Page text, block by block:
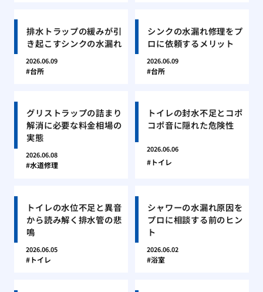
排水トラップの緩みが引
き起こすシンクの水漏れ
2026.06.09
台所
シンクの水漏れ修理をプ
ロに依頼するメリット
2026.06.09
台所
グリストラップの詰まり
解消に必要な料金相場の
実態
2026.06.08
水道修理
トイレの封水不足とコポ
コポ音に隠れた危険性
2026.06.06
トイレ
トイレの水位不足と異音
から読み解く排水管の悲
鳴
2026.06.05
トイレ
シャワーの水漏れ原因を
プロに相談する前のヒン
ト
2026.06.02
浴室